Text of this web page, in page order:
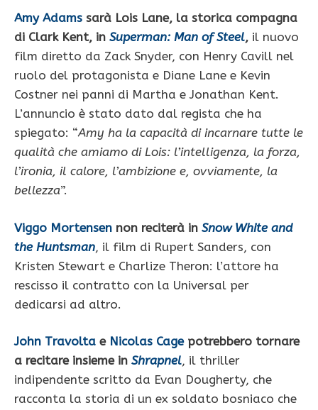
Amy Adams sarà Lois Lane, la storica compagna
di Clark Kent, in Superman: Man of Steel, il nuovo
film diretto da Zack Snyder, con Henry Cavill nel
ruolo del protagonista e Diane Lane e Kevin
Costner nei panni di Martha e Jonathan Kent.
L’annuncio è stato dato dal regista che ha
spiegato: “Amy ha la capacità di incarnare tutte le
qualità che amiamo di Lois: l’intelligenza, la forza,
l’ironia, il calore, l’ambizione e, ovviamente, la
bellezza”.
Viggo Mortensen non reciterà in Snow White and
the Huntsman, il film di Rupert Sanders, con
Kristen Stewart e Charlize Theron: l’attore ha
rescisso il contratto con la Universal per
dedicarsi ad altro.
John Travolta e Nicolas Cagepotrebbero tornare
a recitare insieme in Shrapnel, il thriller
indipendente scritto da Evan Dougherty, che
racconta la storia di un ex soldato bosniaco che